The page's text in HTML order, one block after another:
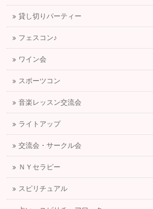
貸し切りパーティー
フェスコン♪
ワイン会
スポーツコン
音楽レッスン交流会
ライトアップ
交流会・サークル会
ＮＹセラピー
スピリチュアル